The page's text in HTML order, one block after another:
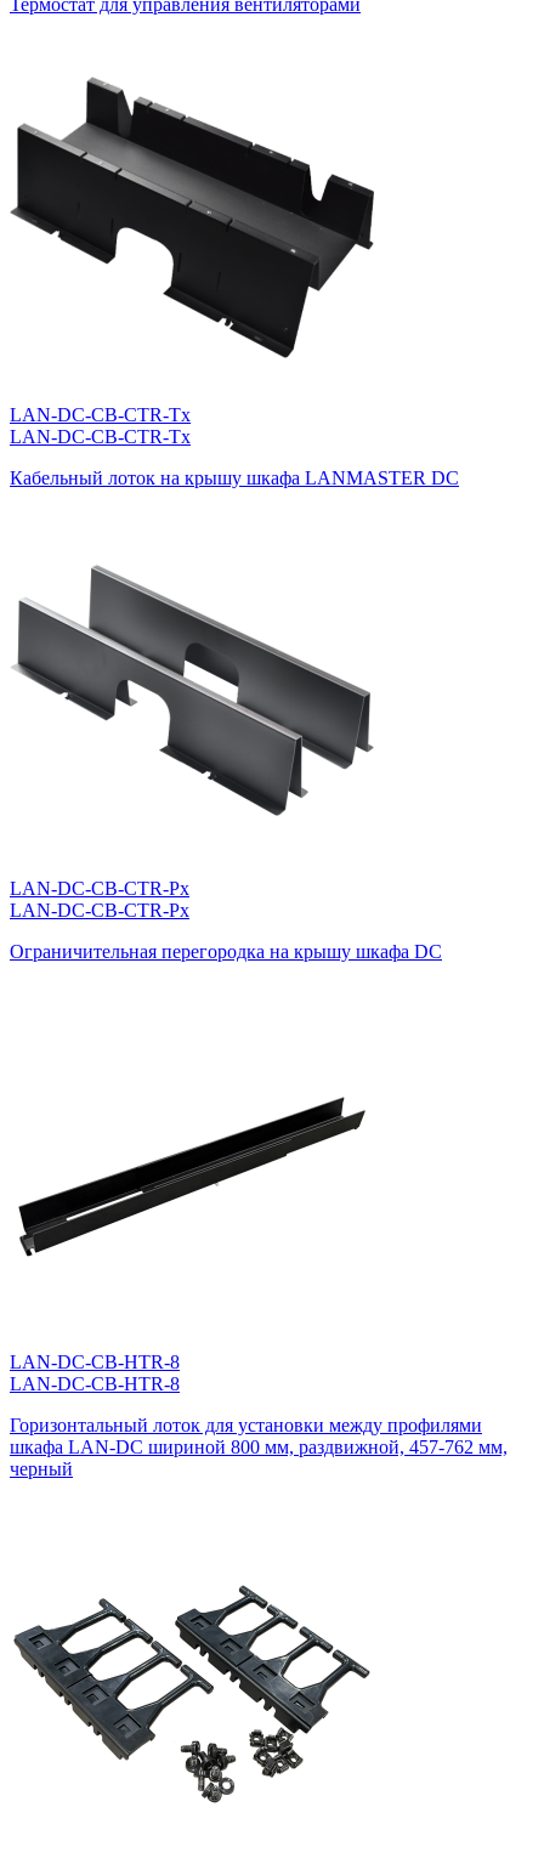
Термостат для управления вентиляторами
LAN-DC-CB-CTR-Tx
LAN-DC-CB-CTR-Tx
Кабельный лоток на крышу шкафа LANMASTER DC
LAN-DC-CB-CTR-Px
LAN-DC-CB-CTR-Px
Ограничительная перегородка на крышу шкафа DC
LAN-DC-CB-HTR-8
LAN-DC-CB-HTR-8
Горизонтальный лоток для установки между профилями
шкафа LAN-DC шириной 800 мм, раздвижной, 457-762 мм,
черный